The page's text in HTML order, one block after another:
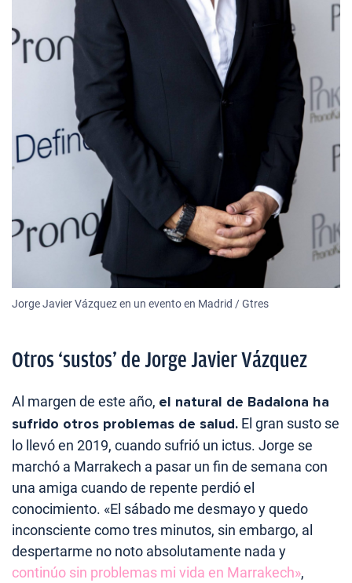
Jorge Javier Vázquez en un evento en Madrid / Gtres
Otros ‘sustos’ de Jorge Javier Vázquez
Al margen de este año, el natural de Badalona ha
sufrido otros problemas de salud. El gran susto se
lo llevó en 2019, cuando sufrió un ictus. Jorge se
marchó a Marrakech a pasar un fin de semana con
una amiga cuando de repente perdió el
conocimiento. «El sábado me desmayo y quedo
inconsciente como tres minutos, sin embargo, al
despertarme no noto absolutamente nada y
continúo sin problemas mi vida en Marrakech»,